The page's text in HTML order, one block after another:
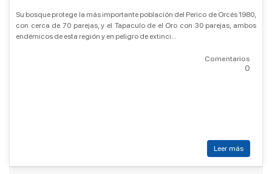
Su bosque protege la más importante población del Perico de Orcés 1980,
con cerca de 70 parejas, y el Tapaculo de el Oro con 30 parejas, ambos
endémicos de esta región y en peligro de extinci...
Comentarios
0
Leer más